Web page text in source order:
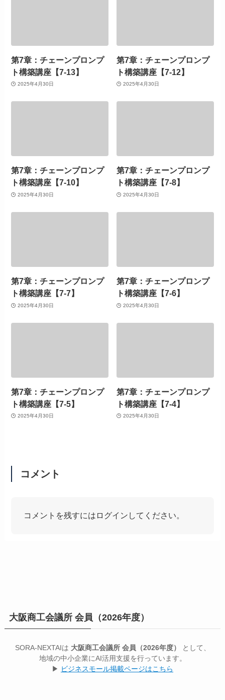
第7章：チェーンプロンプ
ト構築講座【7-13】
2025年4月30日
第7章：チェーンプロンプ
ト構築講座【7-12】
2025年4月30日
第7章：チェーンプロンプ
ト構築講座【7-10】
2025年4月30日
第7章：チェーンプロンプ
ト構築講座【7-8】
2025年4月30日
第7章：チェーンプロンプ
ト構築講座【7-7】
2025年4月30日
第7章：チェーンプロンプ
ト構築講座【7-6】
2025年4月30日
第7章：チェーンプロンプ
ト構築講座【7-5】
2025年4月30日
第7章：チェーンプロンプ
ト構築講座【7-4】
2025年4月30日
コメント
コメントを残すにはログインしてください。
大阪商工会議所 会員（2026年度）
SORA-NEXTAIは 大阪商工会議所 会員（2026年度）
として、
地域の中小企業にAI活用支援を行っています。
▶ ビジネスモール掲載ページはこちら